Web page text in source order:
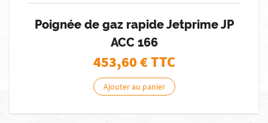
Poignée de gaz rapide Jetprime JP
ACC 166
453,60€ TTC
Ajouter au panier